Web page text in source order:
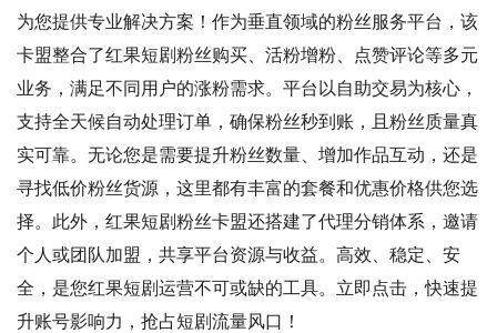
为您提供专业解决方案！作为垂直领域的粉丝服务平台，该
卡盟整合了红果短剧粉丝购买、活粉增粉、点赞评论等多元
业务，满足不同用户的涨粉需求。平台以自助交易为核心，
支持全天候自动处理订单，确保粉丝秒到账，且粉丝质量真
实可靠。无论您是需要提升粉丝数量、增加作品互动，还是
寻找低价粉丝货源，这里都有丰富的套餐和优惠价格供您选
择。此外，红果短剧粉丝卡盟还搭建了代理分销体系，邀请
个人或团队加盟，共享平台资源与收益。高效、稳定、安
全，是您红果短剧运营不可或缺的工具。立即点击，快速提
升账号影响力，抢占短剧流量风口！